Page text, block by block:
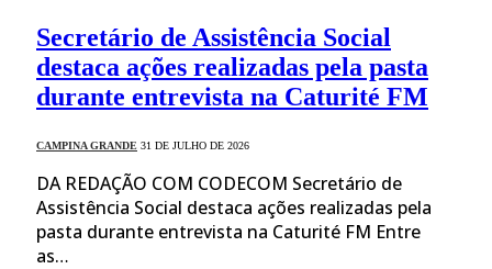
Secretário de Assistência Social
destaca ações realizadas pela pasta
durante entrevista na Caturité FM
CAMPINA GRANDE 31 DE JULHO DE 2026
DA REDAÇÃO COM CODECOM Secretário de
Assistência Social destaca ações realizadas pela
pasta durante entrevista na Caturité FM Entre
as…